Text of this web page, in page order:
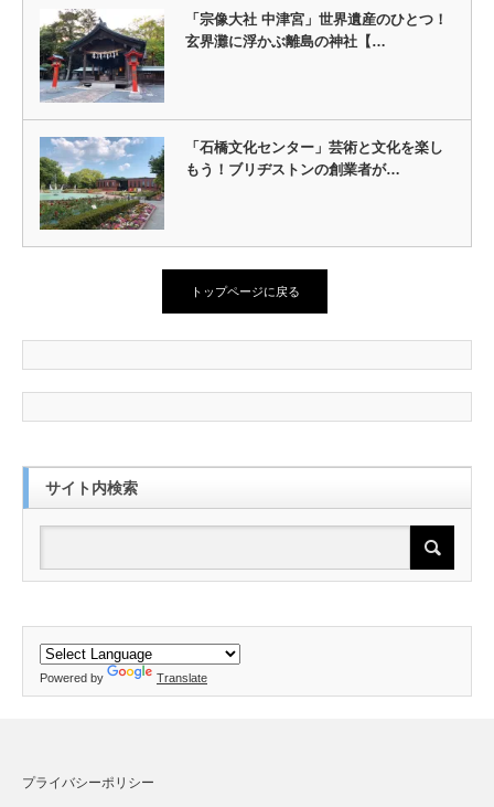
「宗像大社 中津宮」世界遺産のひとつ！
玄界灘に浮かぶ離島の神社【…
「石橋文化センター」芸術と文化を楽し
もう！ブリヂストンの創業者が…
トップページに戻る
サイト内検索
Powered by Translate
プライバシーポリシー